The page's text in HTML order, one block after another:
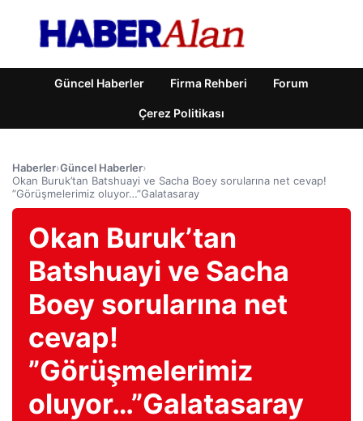
Güncel Haberler Firma Rehberi Forum
Çerez Politikası
Haberler›Güncel Haberler›
Okan Buruk’tan Batshuayi ve Sacha Boey sorularına net cevap!
”Görüşmelerimiz oluyor…”Galatasaray
Okan Buruk’tan
Batshuayi ve Sacha
Boey sorularına net
cevap!
”Görüşmelerimiz
oluyor…”Galatasaray